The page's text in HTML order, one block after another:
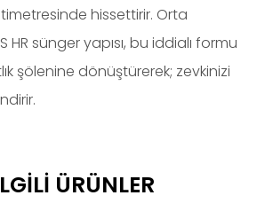
hissettirir. Orta
HR sünger yapısı, bu iddialı formu
şölenine dönüştürerek; zevkinizi
ÜRÜNLER